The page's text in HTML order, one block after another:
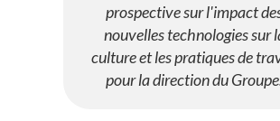
prospective sur l'impact
nouvelles technologies sur
culture et les pratiques de
pour la direction du